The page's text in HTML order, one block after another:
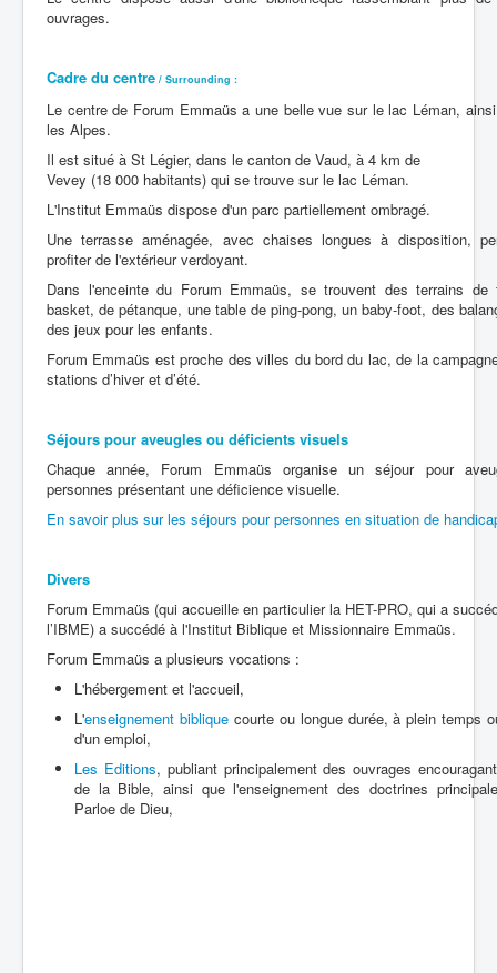
ouvrages.
Cadre du centre / Surrounding :
Le centre de Forum Emmaüs a une belle vue sur le lac Léman,
les Alpes.
Il est situé à St Légier, dans le canton de Vaud, à 4 km de
Vevey (18 000 habitants) qui se trouve sur le lac Léman.
L'Institut Emmaüs dispose d'un parc partiellement ombragé.
Une terrasse aménagée, avec chaises longues à disposition,
profiter de l'extérieur verdoyant.
Dans l'enceinte du Forum Emmaüs, se trouvent des terrains de
basket, de pétanque, une table de ping-pong, un baby-foot, des
des jeux pour les enfants.
Forum Emmaüs est proche des villes du bord du lac, de la
stations d’hiver et d’été.
Séjours pour aveugles ou déficients visuels
Chaque année, Forum Emmaüs organise un séjour pour
personnes présentant une déficience visuelle.
En savoir plus sur les séjours pour personnes en situation de
Divers
Forum Emmaüs (qui accueille en particulier la HET-PRO, qui a
l’IBME) a succédé à l'Institut Biblique et Missionnaire Emmaüs.
Forum Emmaüs a plusieurs vocations :
L'hébergement et l'accueil,
L'enseignement bibliquecourte ou longue durée, à plein temps
d'un emploi,
Les Editions, publiant principalement des ouvrages
de la Bible, ainsi que l'enseignement des doctrines
Parloe de Dieu,